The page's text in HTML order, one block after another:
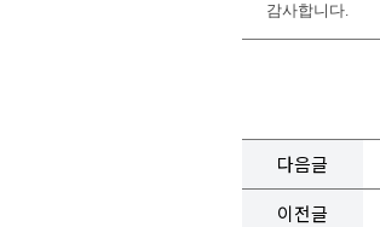
감사합니다.
다음글
이전글